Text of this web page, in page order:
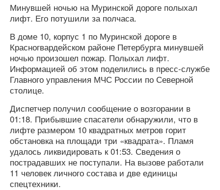
Минувшей ночью на Муринской дороге полыхал
лифт. Его потушили за полчаса.
В доме 10, корпус 1 по Муринской дороге в
Красногвардейском районе Петербурга минувшей
ночью произошел пожар. Полыхал лифт.
Информацией об этом поделились в пресс-службе
Главного управления МЧС России по Северной
столице.
Диспетчер получил сообщение о возгорании в
01:18. Прибывшие спасатели обнаружили, что в
лифте размером 10 квадратных метров горит
обстановка на площади три «квадрата». Пламя
удалось ликвидировать к 01:53. Сведения о
пострадавших не поступали. На вызове работали
11 человек личного состава и две единицы
спецтехники.